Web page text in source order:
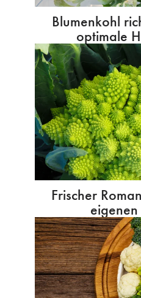
Blumenkohl
optimale
Frischer